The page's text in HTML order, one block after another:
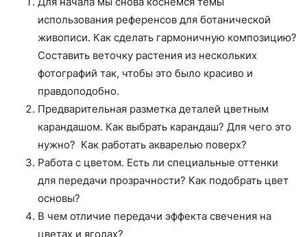
использования референсов для ботанической
живописи. Как сделать гармоничную композицию?
Составить веточку растения из нескольких
фотографий так, чтобы это было красиво и
правдоподобно.
Предварительная разметка деталей цветным
карандашом. Как выбрать карандаш? Для чего это
нужно? Как работать акварелью поверх?
Работа с цветом. Есть ли специальные оттенки
для передачи прозрачности? Как подобрать цвет
основы?
В чем отличие передачи эффекта свечения на
цветах и ягодах?